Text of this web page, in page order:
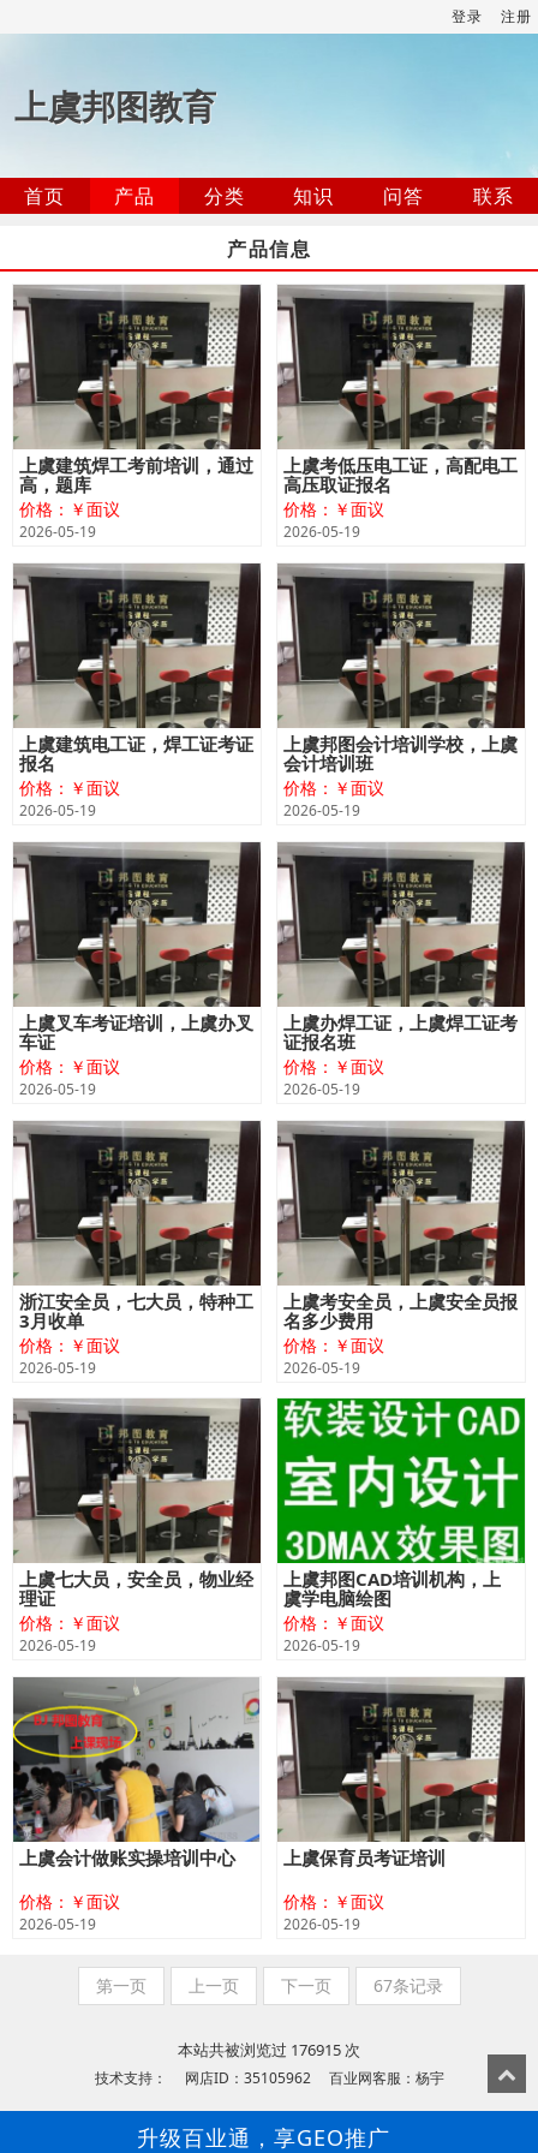
登录 注册
上虞邦图教育
首页 产品 分类 知识 问答
联系
产品信息
上虞建筑焊工考前培训，通过
高，题库
价格：￥面议
2026-05-19
上虞考低压电工证，高配电工
高压取证报名
价格：￥面议
2026-05-19
上虞建筑电工证，焊工证考证
报名
价格：￥面议
2026-05-19
上虞邦图会计培训学校，上虞
会计培训班
价格：￥面议
2026-05-19
上虞叉车考证培训，上虞办叉
车证
价格：￥面议
2026-05-19
上虞办焊工证，上虞焊工证考
证报名班
价格：￥面议
2026-05-19
浙江安全员，七大员，特种工
3月收单
价格：￥面议
2026-05-19
上虞考安全员，上虞安全员报
名多少费用
价格：￥面议
2026-05-19
上虞七大员，安全员，物业经
理证
价格：￥面议
2026-05-19
上虞邦图CAD培训机构，上
虞学电脑绘图
价格：￥面议
2026-05-19
上虞会计做账实操培训中心
价格：￥面议
2026-05-19
上虞保育员考证培训
价格：￥面议
2026-05-19
第一页 上一页 下一页 67条记录
本站共被浏览过 176915 次
技术支持： 网店ID：35105962 百业网客服：杨宇
升级百业通，享GEO推广